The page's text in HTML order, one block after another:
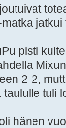
jatkui
pisti
2-2,
tuli
hänen